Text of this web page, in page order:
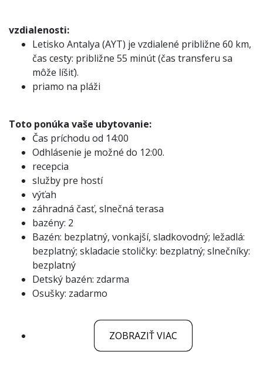
vzdialenosti:
Letisko Antalya (AYT) je vzdialené približne 60 km,
čas cesty: približne 55 minút (čas transferu sa
môže líšiť).
priamo na pláži
Toto ponúka vaše ubytovanie:
Čas príchodu od 14:00
Odhlásenie je možné do 12:00.
recepcia
služby pre hostí
výťah
záhradná časť, slnečná terasa
bazény: 2
Bazén: bezplatný, vonkajší, sladkovodný; ležadlá:
bezplatný; skladacie stoličky: bezplatný; slnečníky:
bezplatný
Detský bazén: zdarma
Osušky: zadarmo
ZOBRAZIŤ VIAC